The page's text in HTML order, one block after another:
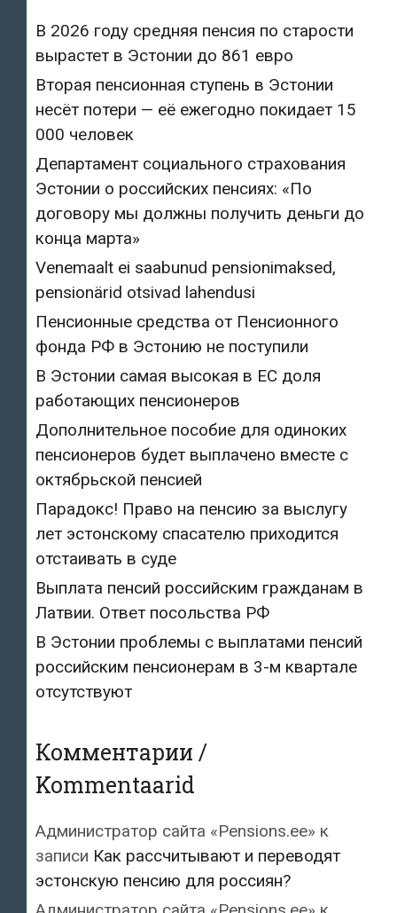
В 2026 году средняя пенсия по старости
вырастет в Эстонии до 861 евро
Вторая пенсионная ступень в Эстонии
несёт потери — её ежегодно покидает 15
000 человек
Департамент социального страхования
Эстонии о российских пенсиях: «По
договору мы должны получить деньги до
конца марта»
Venemaalt ei saabunud pensionimaksed,
pensionärid otsivad lahendusi
Пенсионные средства от Пенсионного
фонда РФ в Эстонию не поступили
В Эстонии самая высокая в ЕС доля
работающих пенсионеров
Дополнительное пособие для одиноких
пенсионеров будет выплачено вместе с
октябрьской пенсией
Парадокс! Право на пенсию за выслугу
лет эстонскому спасателю приходится
отстаивать в суде
Выплата пенсий российским гражданам в
Латвии. Ответ посольства РФ
В Эстонии проблемы с выплатами пенсий
российским пенсионерам в 3-м квартале
отсутствуют
Комментарии /
Kommentaarid
Администратор сайта «Pensions.ee» к
записи Как рассчитывают и переводят
эстонскую пенсию для россиян?